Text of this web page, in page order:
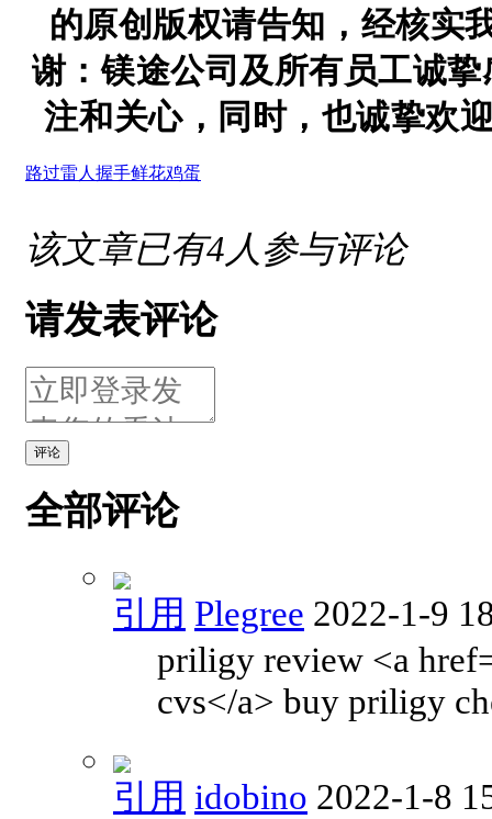
的原创版权请告知，经核实
谢：镁途公司及所有员工诚
注和关心，同时，也诚挚欢
路过雷人握手鲜花鸡蛋
该文章已有4人参与评论
请发表评论
评论
全部评论
引用 Plegree 2022-1-9
priligy review <a
cvs</a> buy priligy
引用 idobino 2022-1-8